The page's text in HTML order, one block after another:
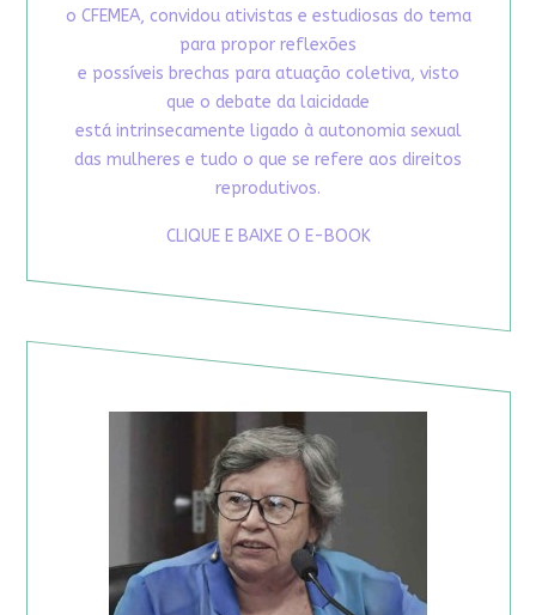
o CFEMEA, convidou ativistas e estudiosas do tema
para propor reflexões
e possíveis brechas para atuação coletiva, visto
que o debate da laicidade
está intrinsecamente ligado à autonomia sexual
das mulheres e tudo o que se refere aos direitos
reprodutivos.
CLIQUE E BAIXE O E-BOOK